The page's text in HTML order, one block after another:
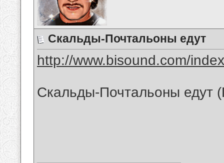
Скальды-Почтальоны едут
http://www.bisound.com/
Скальды-Почтальоны едут